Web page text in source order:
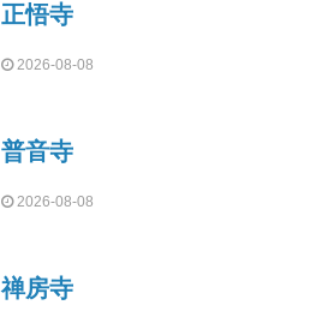
正悟寺
2026-08-08
普音寺
2026-08-08
禅房寺